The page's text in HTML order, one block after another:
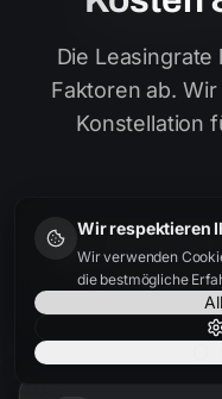
Wir respektieren
Wir verwenden
die bestmögliche
Die
Faktoren ab.
Konstellation
Je besser der
Rate. Wir